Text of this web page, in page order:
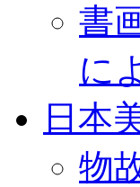
書
に
日本
物